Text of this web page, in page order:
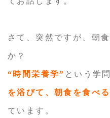
さて、突然ですが、朝
か？
“時間栄養学” という学
を浴びて、朝食を食べる
ています。